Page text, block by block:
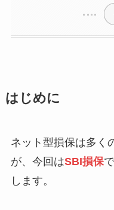
はじめに
ネット型損保は多く
が、今回はSBI損保
します。